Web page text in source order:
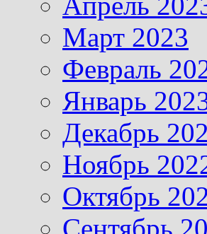
Март 2023
Февраль
Январь
Декабрь
Ноябрь
Октябрь